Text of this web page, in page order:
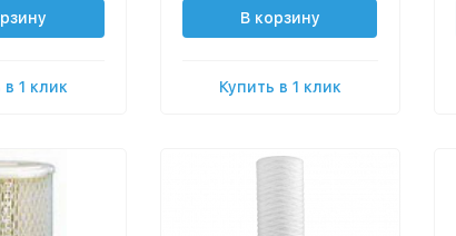
в 1 клик
В корзину
Купить в 1 клик